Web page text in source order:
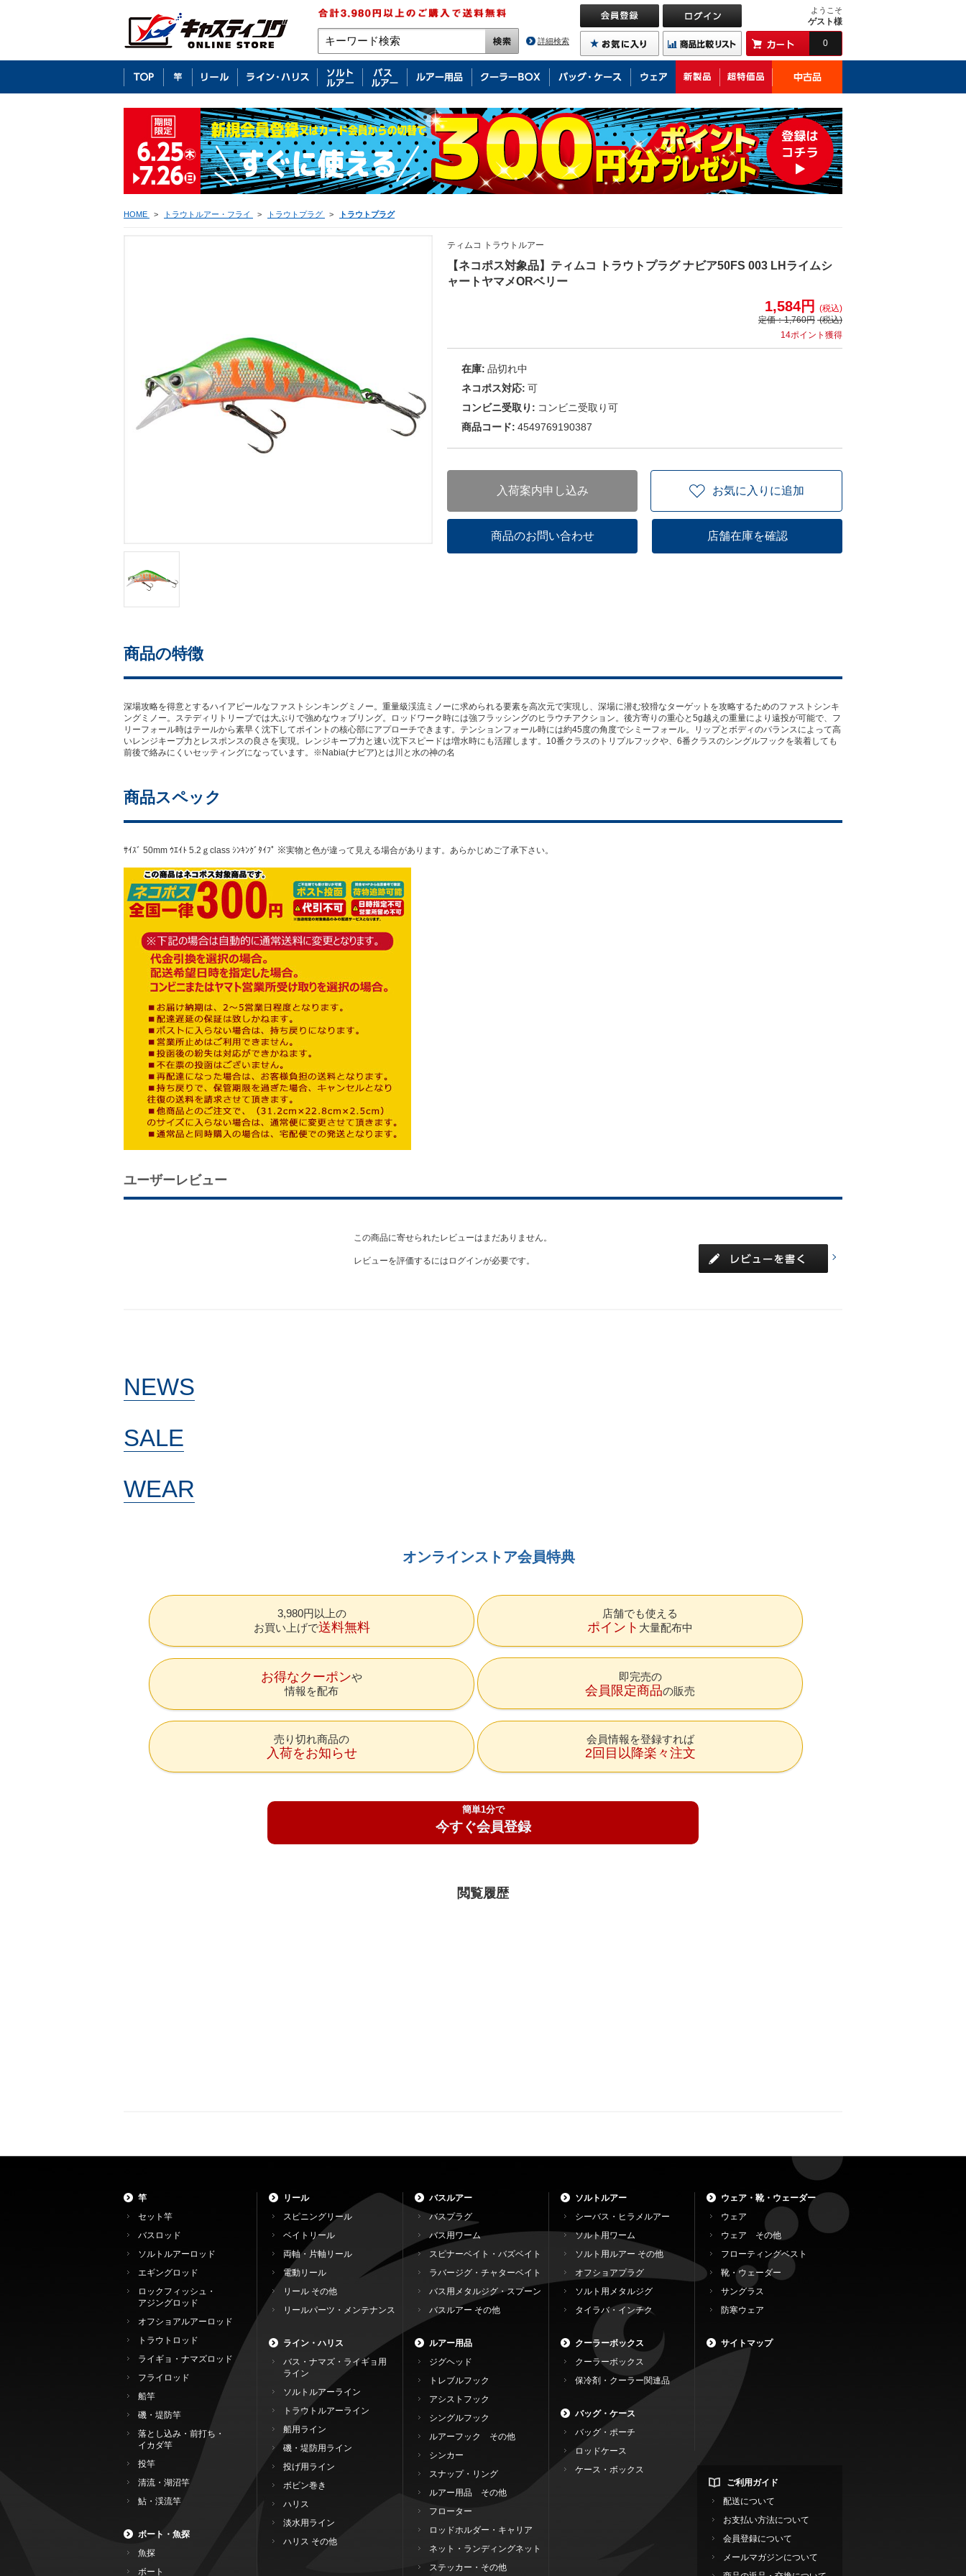
詳細検索
ようこそ
ゲスト様
0
HOME > トラウトルアー・フライ > トラウトプラグ > トラウトプラグ
ティムコ トラウトルアー
【ネコポス対象品】ティムコ トラウトプラグ ナビア50FS 003 LHライムシ
ャートヤマメORベリー
1,584円
(税込)
定価：1,760円 (税込)
14ポイント獲得
在庫: 品切れ中
ネコポス対応: 可
コンビニ受取り: コンビニ受取り可
商品コード: 4549769190387
入荷案内申し込み お気に入りに追加
商品のお問い合わせ 店舗在庫を確認
商品の特徴
深場攻略を得意とするハイアピールなファストシンキングミノー。重量級渓流ミノーに求められる要素を高次元で実現し、深場に潜む狡猾なターゲットを攻略するためのファストシンキ
ングミノー。ステディリトリーブでは大ぶりで強めなウォブリング。ロッドワーク時には強フラッシングのヒラウチアクション。後方寄りの重心と5g越えの重量により遠投が可能で、フ
リーフォール時はテールから素早く沈下してポイントの核心部にアプローチできます。テンションフォール時には約45度の角度でシミーフォール。リップとボディのバランスによって高
いレンジキープ力とレスポンスの良さを実現。レンジキープ力と速い沈下スピードは増水時にも活躍します。10番クラスのトリプルフックや、6番クラスのシングルフックを装着しても
前後で絡みにくいセッティングになっています。※Nabia(ナビア)とは川と水の神の名
商品スペック
ｻｲｽﾞ 50mm ｳｴｲﾄ 5.2ｇclass ｼﾝｷﾝｸﾞﾀｲﾌﾟ ※実物と色が違って見える場合があります。あらかじめご了承下さい。
ユーザーレビュー
この商品に寄せられたレビューはまだありません。
レビューを評価するには ログインが必要です。
NEWS
SALE
WEAR
オンラインストア会員特典
3,980円以上の
お買い上げで送料無料
店舗でも使える
ポイント 大量配布中
お得なクーポン
情報を配布
即完売の
会員限定商品の販売
売り切れ商品の
入荷をお知らせ
会員情報を登録すれば
2回目以降楽々注文
簡単1分で
今すぐ会員登録
閲覧履歴
竿
セット竿
バスロッド
ソルトルアーロッド
エギングロッド
ロックフィッシュ・
アジングロッド
オフショアルアーロッド
トラウトロッド
ライギョ・ナマズロッド
フライロッド
船竿
磯・堤防竿
落とし込み・前打ち・
イカダ竿
投竿
清流・湖沼竿
鮎・渓流竿
ボート・魚探
魚探
ボート
リール
スピニングリール
ベイトリール
両軸・片軸リール
電動リール
リール その他
リールパーツ・メンテナンス
ライン・ハリス
バス・ナマズ・ライギョ用
ライン
ソルトルアーライン
トラウトルアーライン
船用ライン
磯・堤防用ライン
投げ用ライン
ボビン巻き
ハリス
淡水用ライン
ハリス その他
バスルアー
バスプラグ
バス用ワーム
スピナーベイト・バズベイト
ラバージグ・チャターベイト
バス用メタルジグ・スプーン
バスルアー その他
ルアー用品
ジグヘッド
トレブルフック
アシストフック
シングルフック
ルアーフック その他
シンカー
スナップ・リング
ルアー用品 その他
フローター
ロッドホルダー・キャリア
ネット・ランディングネット
ステッカー・その他
ソルトルアー
シーバス・ヒラメルアー
ソルト用ワーム
ソルト用ルアー その他
オフショアプラグ
ソルト用メタルジグ
タイラバ・インチク
クーラーボックス
クーラーボックス
保冷剤・クーラー関連品
バッグ・ケース
バッグ・ポーチ
ロッドケース
ケース・ボックス
ウェア・靴・ウェーダー
ウェア
ウェア その他
フローティングベスト
靴・ウェーダー
サングラス
防寒ウェア
サイトマップ
ご利用ガイド
配送について
お支払い方法について
会員登録について
メールマガジンについて